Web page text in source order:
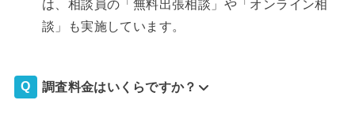
は、相談員の「無料出張相談」や「オンライン相
談」も実施しています。
調査料金はいくらですか？